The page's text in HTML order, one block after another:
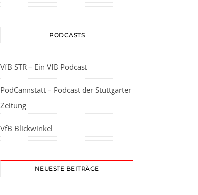
PODCASTS
VfB STR – Ein VfB Podcast
PodCannstatt – Podcast der Stuttgarter
Zeitung
VfB Blickwinkel
NEUESTE BEITRÄGE